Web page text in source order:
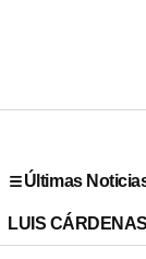
Últimas
LUIS